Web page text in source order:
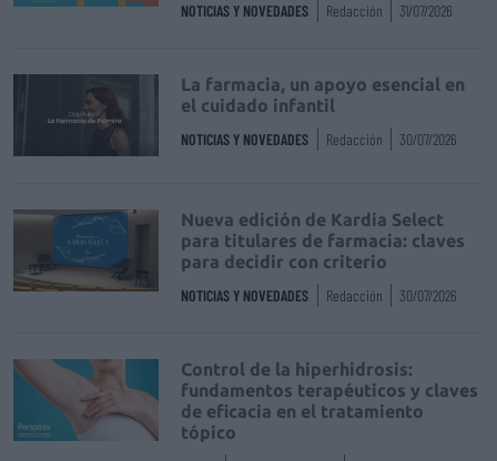
NOTICIAS Y NOVEDADES Redacción 31/07/2026
La farmacia, un apoyo esencial en
el cuidado infantil
NOTICIAS Y NOVEDADES Redacción 30/07/2026
Nueva edición de Kardia Select
para titulares de farmacia: claves
para decidir con criterio
NOTICIAS Y NOVEDADES Redacción 30/07/2026
Control de la hiperhidrosis:
fundamentos terapéuticos y claves
de eficacia en el tratamiento
tópico